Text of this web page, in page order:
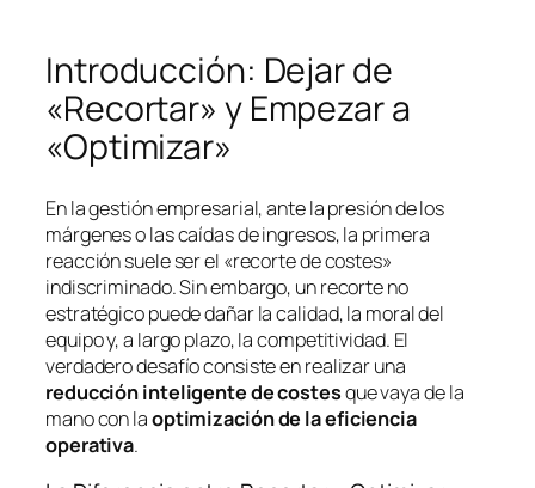
Introducción: Dejar de
«Recortar» y Empezar a
«Optimizar»
En la gestión empresarial, ante la presión de los
márgenes o las caídas de ingresos, la primera
reacción suele ser el «recorte de costes»
indiscriminado. Sin embargo, un recorte no
estratégico puede dañar la calidad, la moral del
equipo y, a largo plazo, la competitividad. El
verdadero desafío consiste en realizar una
reducción inteligente de costesque vaya de la
mano con laoptimización de la eficiencia
operativa.